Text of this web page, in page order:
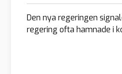
Den nya regeringen
regering ofta hamnade i